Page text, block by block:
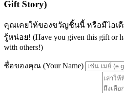
Gift Story)
คุณเคยให้ของขวัญชิ้นนี้ หรือมีไอเดี
รู้หน่อย! (Have you given this gift or
with others!)
ชื่อของคุณ (Your Name)